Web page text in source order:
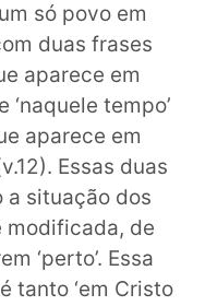
só povo em
duas frases
aparece em
‘naquele tempo’
aparece em
Essas duas
a situação dos
modificada, de
‘perto’. Essa
tanto ‘em Cristo